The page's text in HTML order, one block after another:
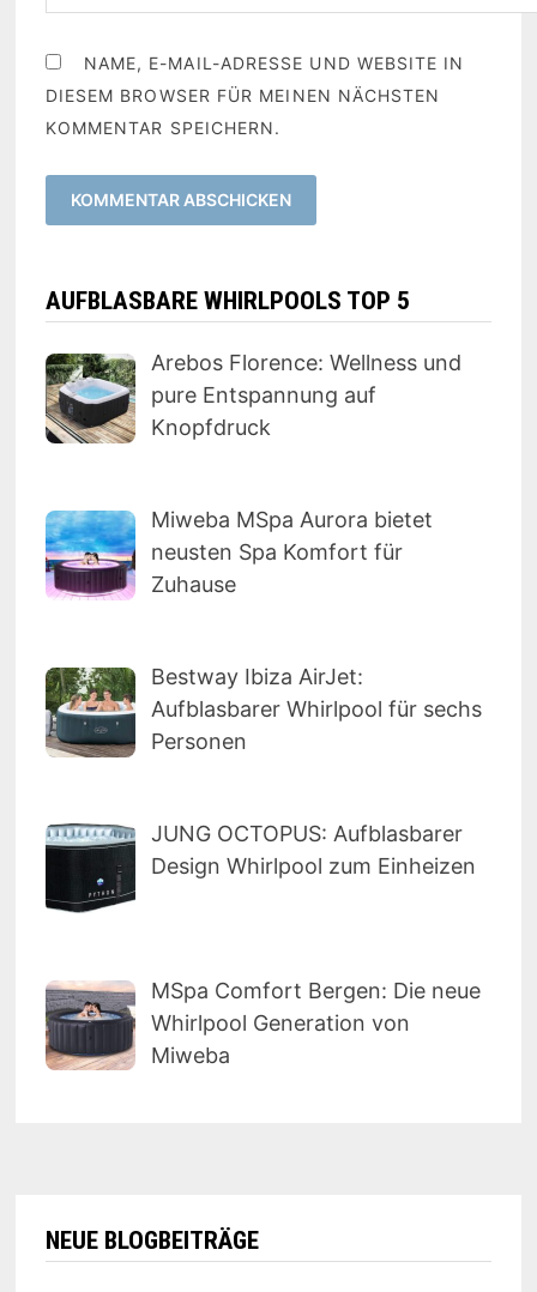
NAME, E-MAIL-ADRESSE UND WEBSITE IN
DIESEM BROWSER FÜR MEINEN NÄCHSTEN
KOMMENTAR SPEICHERN.
AUFBLASBARE WHIRLPOOLS TOP 5
Arebos Florence: Wellness und
pure Entspannung auf
Knopfdruck
Miweba MSpa Aurora bietet
neusten Spa Komfort für
Zuhause
Bestway Ibiza AirJet:
Aufblasbarer Whirlpool für sechs
Personen
JUNG OCTOPUS: Aufblasbarer
Design Whirlpool zum Einheizen
MSpa Comfort Bergen: Die neue
Whirlpool Generation von
Miweba
NEUE BLOGBEITRÄGE